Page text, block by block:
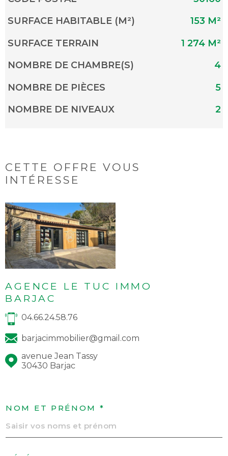
SURFACE HABITABLE (M²)
153 M²
SURFACE TERRAIN
1 274 M²
NOMBRE DE CHAMBRE(S)
4
NOMBRE DE PIÈCES
5
NOMBRE DE NIVEAUX
2
CETTE OFFRE VOUS
INTÉRESSE
AGENCE LE TUC IMMO
BARJAC
04.66.24.58.76
barjacimmobilier@gmail.com
avenue Jean Tassy
30430 Barjac
NOM ET PRÉNOM *